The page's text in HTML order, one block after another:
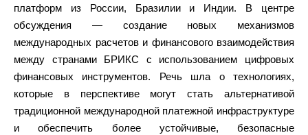
платформ из России, Бразилии и Индии. В центре
обсуждения — создание новых механизмов
международных расчетов и финансового взаимодействия
между странами БРИКС с использованием цифровых
финансовых инструментов. Речь шла о технологиях,
которые в перспективе могут стать альтернативой
традиционной международной платежной инфраструктуре
и обеспечить более устойчивые, безопасные